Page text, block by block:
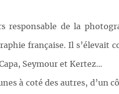
responsable de la
française. Il s’élevait
Seymour et Kertez...
à coté des autres, d’un